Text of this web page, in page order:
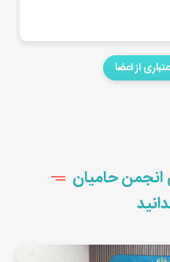
از اعضا
انجمن حامیان